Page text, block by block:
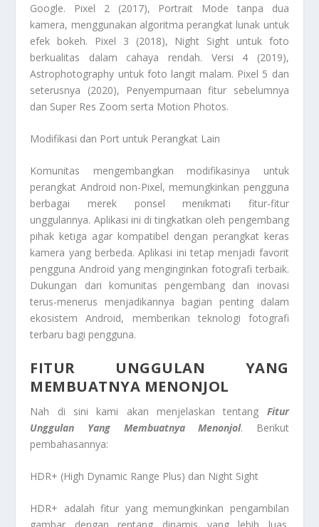
Google. Pixel 2 (2017), Portrait Mode tanpa dua
kamera, menggunakan algoritma perangkat lunak untuk
efek bokeh. Pixel 3 (2018), Night Sight untuk foto
berkualitas dalam cahaya rendah. Versi 4 (2019),
Astrophotography untuk foto langit malam. Pixel 5 dan
seterusnya (2020), Penyempurnaan fitur sebelumnya
dan Super Res Zoom serta Motion Photos.
Modifikasi dan Port untuk Perangkat Lain
Komunitas mengembangkan modifikasinya untuk
perangkat Android non-Pixel, memungkinkan pengguna
berbagai merek ponsel menikmati fitur-fitur
unggulannya. Aplikasi ini di tingkatkan oleh pengembang
pihak ketiga agar kompatibel dengan perangkat keras
kamera yang berbeda. Aplikasi ini tetap menjadi favorit
pengguna Android yang menginginkan fotografi terbaik.
Dukungan dari komunitas pengembang dan inovasi
terus-menerus menjadikannya bagian penting dalam
ekosistem Android, memberikan teknologi fotografi
terbaru bagi pengguna.
FITUR UNGGULAN YANG
MEMBUATNYA MENONJOL
Nah di sini kami akan menjelaskan tentang Fitur
Unggulan Yang Membuatnya Menonjol. Berikut
pembahasannya:
HDR+ (High Dynamic Range Plus) dan Night Sight
HDR+ adalah fitur yang memungkinkan pengambilan